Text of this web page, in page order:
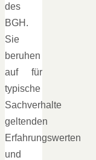
des
BGH.
Sie
beruhen
auf für
typische
Sachverhalte
geltenden
Erfahrungswerten
und